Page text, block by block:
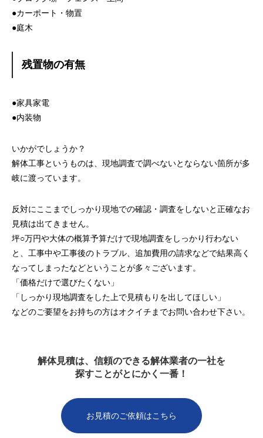
●カーポート・物置
●庭木
残置物の有無
●家具家電
●内装物
いかがでしょうか？
解体工事というものは、現地調査で調べないとならない箇所が多
岐に渡っています。
反対にここまでしっかり現地での確認・調査をしないと正確なお
見積は出てきません。
坪○万円や大体の概算予算だけで現地調査をしっかり行わない
と、工事中や工事後のトラブル、追加費用の請求などで結果高く
なってしまったなどということが多々ございます。
「価格だけで選びたくない」
「しっかり現地調査をした上で見積もりを出してほしい」
などのご要望をお持ちの方はオクイチまでお問い合わせ下さい。
解体見積は、信頼のできる解体業者の一社を
探すことがとにかく一番！
お見積のご依頼はこちら